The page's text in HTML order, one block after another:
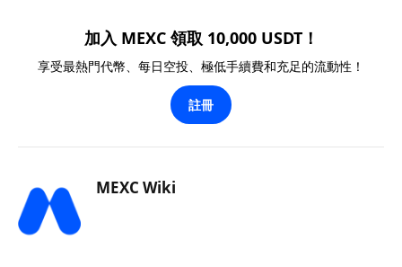
加入 MEXC 領取 10,000 USDT！
享受最熱門代幣、每日空投、極低手續費和充足的流動性！
註冊
MEXC Wiki